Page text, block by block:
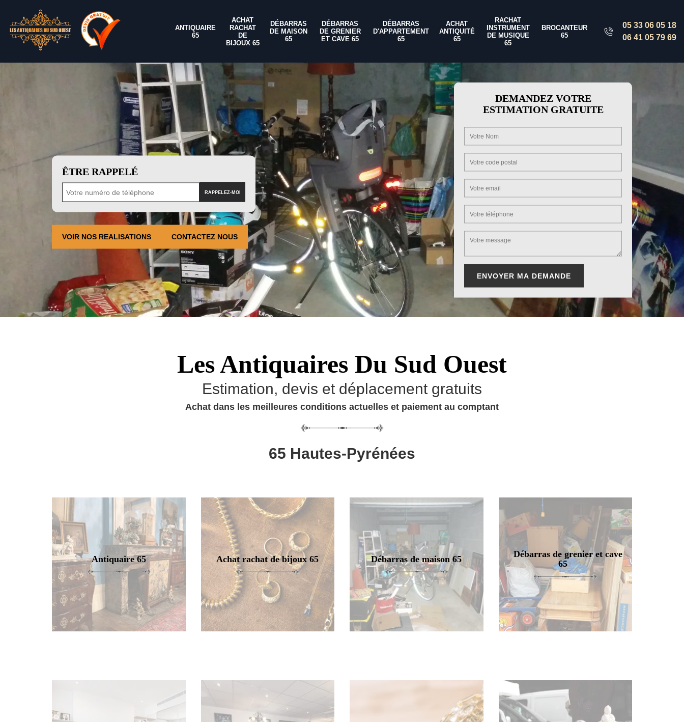
ANTIQUAIRE
65
ACHAT
RACHAT
DE
BIJOUX 65
DÉBARRAS
DE MAISON
65
DÉBARRAS
DE GRENIER
ET CAVE 65
DÉBARRAS
D'APPARTEMENT
65
ACHAT
ANTIQUITÉ
65
RACHAT
INSTRUMENT
DE MUSIQUE
65
BROCANTEUR
65
05 33 06 05 18
06 41 05 79 69
ÊTRE RAPPELÉ
VOIR NOS REALISATIONS CONTACTEZ NOUS
DEMANDEZ VOTRE
ESTIMATION GRATUITE
Les Antiquaires Du Sud Ouest
Estimation, devis et déplacement gratuits
Achat dans les meilleures conditions actuelles et paiement au comptant
65 Hautes-Pyrénées
Antiquaire 65 Achat rachat de bijoux 65 Débarras de maison 65
Débarras de grenier et cave
65